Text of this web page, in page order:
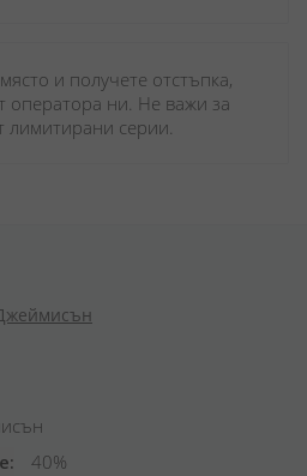
и получете отстъпка,
оператора ни. Не важи за
лимитирани серии.
40%